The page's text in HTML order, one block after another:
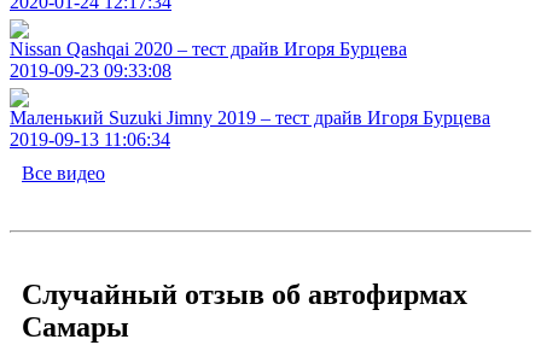
Nissan Qashqai 2020 – тест драйв Игоря Бурцева
2019-09-23 09:33:08
Маленький Suzuki Jimny 2019 – тест драйв Игоря Бурцева
2019-09-13 11:06:34
Все видео
Случайный отзыв об автофирмах
Самары